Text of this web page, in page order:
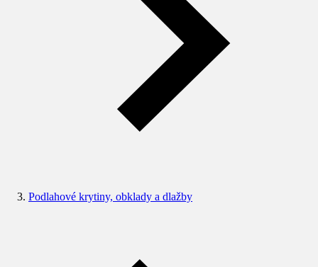
Podlahové krytiny, obklady a dlažby